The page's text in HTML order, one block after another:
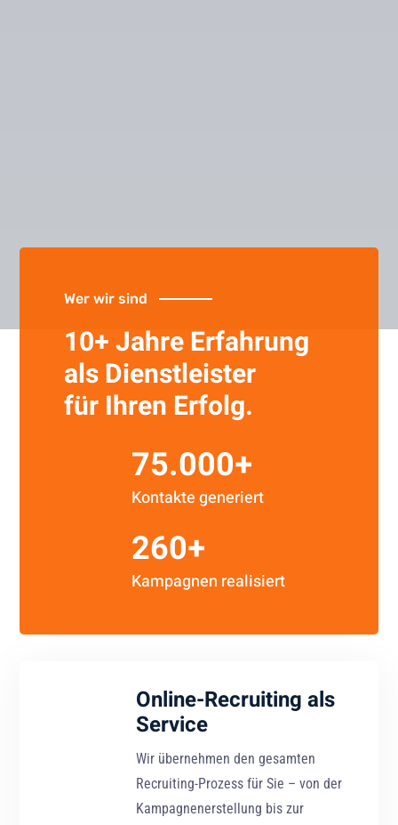
Wer wir sind
10+ Jahre Erfahrung
als Dienstleister
für Ihren Erfolg.
75.000+
Kontakte generiert
260+
Kampagnen realisiert
Online-Recruiting als
Service
Wir übernehmen den gesamten
Recruiting-Prozess für Sie – von der
Kampagnenerstellung bis zur